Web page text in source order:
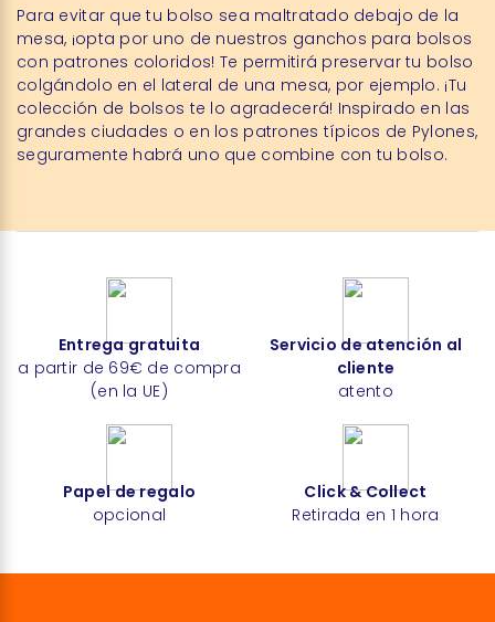
Para evitar que tu bolso sea maltratado debajo de la
mesa, ¡opta por uno de nuestros ganchos para bolsos
con patrones coloridos! Te permitirá preservar tu bolso
colgándolo en el lateral de una mesa, por ejemplo. ¡Tu
colección de bolsos te lo agradecerá! Inspirado en las
grandes ciudades o en los patrones típicos de Pylones,
seguramente habrá uno que combine con tu bolso.
Entrega gratuita
a partir de 69€ de compra
(en la UE)
Servicio de atención al
cliente
atento
Papel de regalo
opcional
Click & Collect
Retirada en 1 hora